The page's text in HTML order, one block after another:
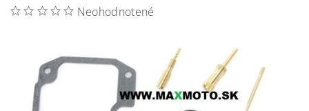
Neohodnotené